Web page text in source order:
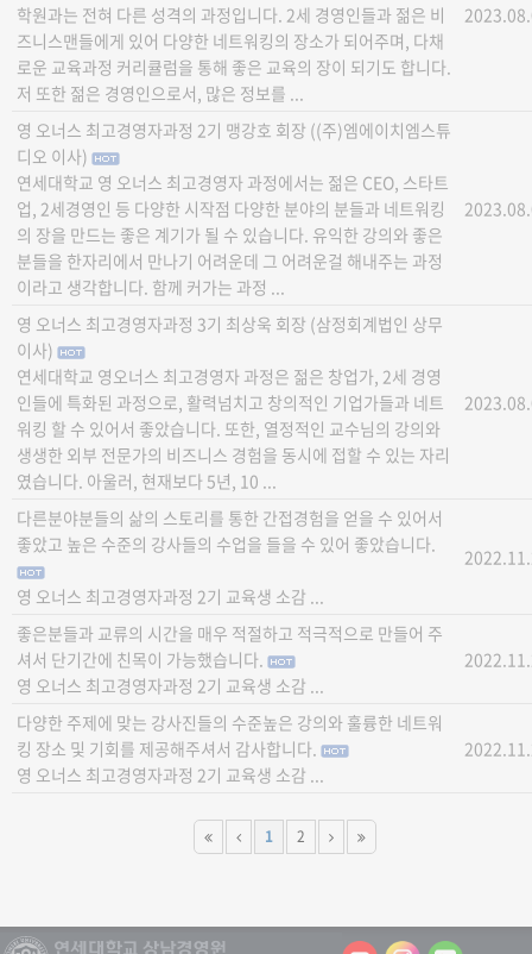
학원과는 전혀 다른 성격의 과정입니다. 2세 경영인들과 젊은 비
즈니스맨들에게 있어 다양한 네트워킹의 장소가 되어주며, 다채
로운 교육과정 커리큘럼을 통해 좋은 교육의 장이 되기도 합니다.
저 또한 젊은 경영인으로서, 많은 정보를 ...
영 오너스 최고경영자과정 2기 맹강호 회장 ((주)엠에이치엠스튜
디오 이사)
연세대학교 영 오너스 최고경영자 과정에서는 젊은 CEO, 스타트
업, 2세경영인 등 다양한 시작점 다양한 분야의 분들과 네트워킹
의 장을 만드는 좋은 계기가 될 수 있습니다. 유익한 강의와 좋은
분들을 한자리에서 만나기 어려운데 그 어려운걸 해내주는 과정
이라고 생각합니다. 함께 커가는 과정 ...
영 오너스 최고경영자과정 3기 최상욱 회장 (삼정회계법인 상무
이사)
연세대학교 영오너스 최고경영자 과정은 젊은 창업가, 2세 경영
인들에 특화된 과정으로, 활력넘치고 창의적인 기업가들과 네트
워킹 할 수 있어서 좋았습니다. 또한, 열정적인 교수님의 강의와
생생한 외부 전문가의 비즈니스 경험을 동시에 접할 수 있는 자리
였습니다. 아울러, 현재보다 5년, 10 ...
다른분야분들의 삶의 스토리를 통한 간접경험을 얻을 수 있어서
좋았고 높은 수준의 강사들의 수업을 들을 수 있어 좋았습니다.
영 오너스 최고경영자과정 2기 교육생 소감 ...
좋은분들과 교류의 시간을 매우 적절하고 적극적으로 만들어 주
셔서 단기간에 친목이 가능했습니다.
영 오너스 최고경영자과정 2기 교육생 소감 ...
다양한 주제에 맞는 강사진들의 수준높은 강의와 훌륭한 네트워
킹 장소 및 기회를 제공해주셔서 감사합니다.
영 오너스 최고경영자과정 2기 교육생 소감 ...
1 2